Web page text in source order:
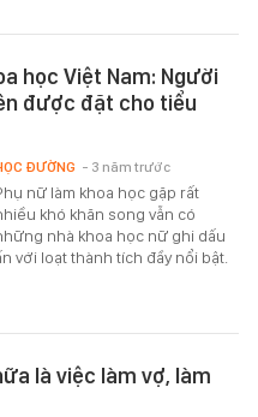
học Việt Nam: Người
được đặt cho tiểu
nữ làm khoa học gặp rất
khó khăn song vẫn có
nhà khoa học nữ ghi dấu
với loạt thành tích đầy nổi bật.
ĐƯỜNG - 3 năm trước
là việc làm vợ, làm